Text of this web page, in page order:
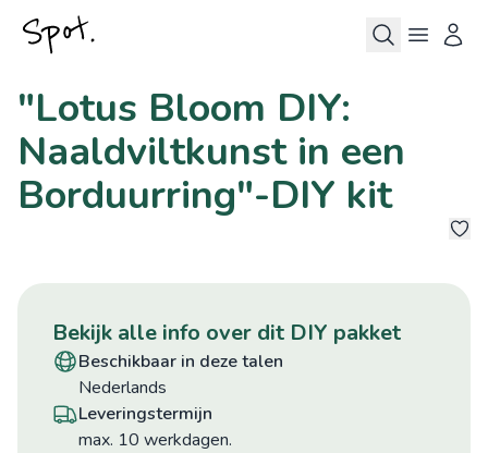
"Lotus Bloom DIY:
Naaldviltkunst in een
Borduurring"-DIY kit
bekijk alle info over dit DIY pakket
beschikbaar in deze talen
Nederlands
leveringstermijn
max. 10 werkdagen.